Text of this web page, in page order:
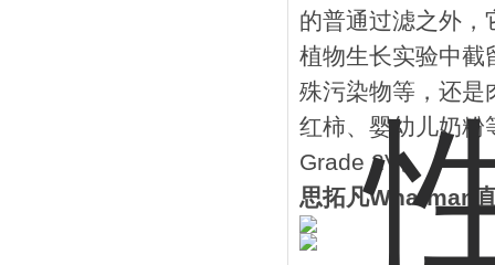
的普通过滤之外，
植物生长实验中截
殊污染物等，还是
红柿、婴幼儿奶粉
Grade 2V。
思拓凡Whatman